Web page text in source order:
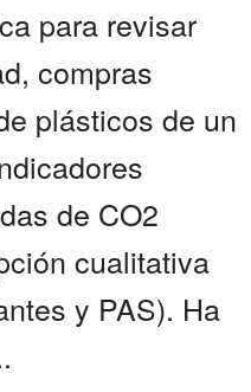
para revisar
compras
plásticos de un
de CO2
cualitativa
y PAS). Ha